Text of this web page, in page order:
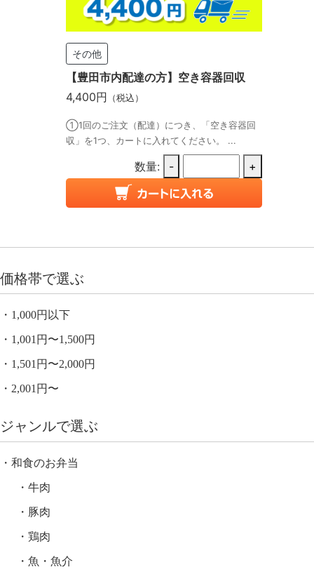
その他
【豊田市内配達の方】空き容器回収
4,400円
（税込）
①1回のご注文（配達）につき、「空き容器回
収」を1つ、カートに入れてください。 ...
数量: - +
価格帯で選ぶ
1,000円以下
1,001円〜1,500円
1,501円〜2,000円
2,001円〜
ジャンルで選ぶ
和食のお弁当
牛肉
豚肉
鶏肉
魚・魚介